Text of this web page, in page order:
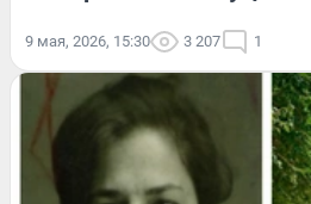
9 мая, 2026, 15:30 3 207 1